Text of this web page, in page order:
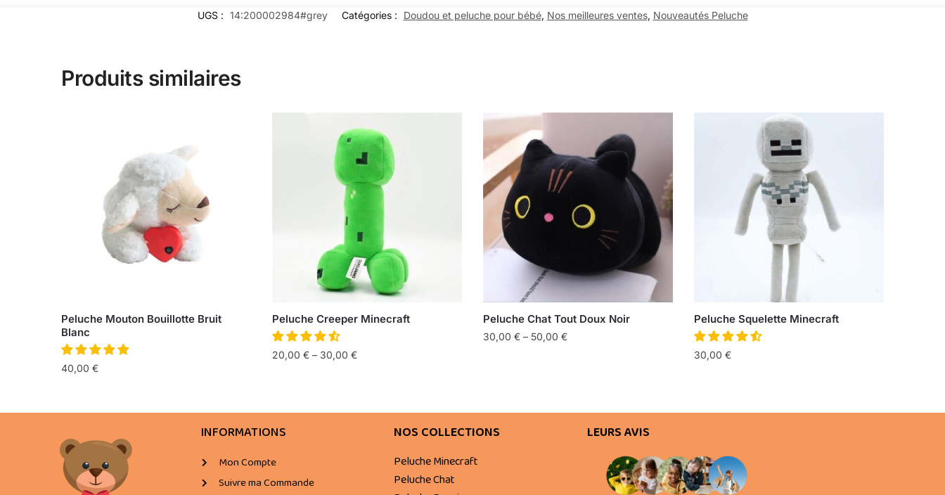
UGS : 14:200002984#grey Catégories : Doudou et peluche pour bébé, Nos meilleures ventes, Nouveautés Peluche
Produits similaires
Peluche Mouton Bouillotte Bruit
Blanc
40,00€
Peluche Creeper Minecraft
20,00 € – 30,00 €
Peluche Chat Tout Doux Noir
30,00 € – 50,00 €
Peluche Squelette Minecraft
30,00 €
INFORMATIONS
Mon Compte
Suivre ma Commande
NOS COLLECTIONS
Peluche Minecraft
Peluche Chat
LEURS AVIS